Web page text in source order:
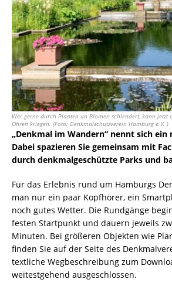
Wer gerne durch Planten un Blomen schlendert, kann jetzt
Ohren kriegen. (Foto: Denkmalschutzverein Hamburg e.V. )
„Denkmal im Wandern“ nennt sich ein
Dabei spazieren Sie gemeinsam mit
durch denkmalgeschützte Parks und
Für das Erlebnis rund um Hamburgs
man nur ein paar Kopfhörer, ein
noch gutes Wetter. Die Rundgänge
festen Startpunkt und dauern jeweils
Minuten. Bei größeren Objekten wie
finden Sie auf der Seite des
textliche Wegbeschreibung zum
weitestgehend ausgeschlossen.